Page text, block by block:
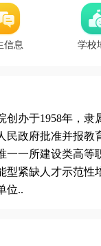
信息 学校
创办于1958年，隶
民政府批准并报教
一所建设类高等
型紧缺人才示范性
位..